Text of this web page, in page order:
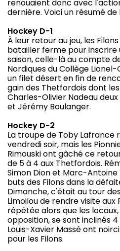
renouaient donc avec
dernière. Voici un résumé
Hockey D-1
À leur retour au jeu, les
batailler ferme pour inscrire
saison, celle-là au compte
Nordiques du Collège
un filet désert en fin de
gain des Thetfordois dont
Charles-Olivier Nadeau
et Jérémy Boulanger.
Hockey D-2
La troupe de Toby Lafrance
vendredi soir, mais les
Rimouski ont gâché ce
de 5 à 4 aux Thetfordois.
Simon Dion et Marc-
buts des Filons dans la
Dimanche, c'était au tour
Limoilou de rendre visite aux
répétée alors que les
opposition, se sont inclinés 4
Louis-Xavier Massé ont
pour les Filons.